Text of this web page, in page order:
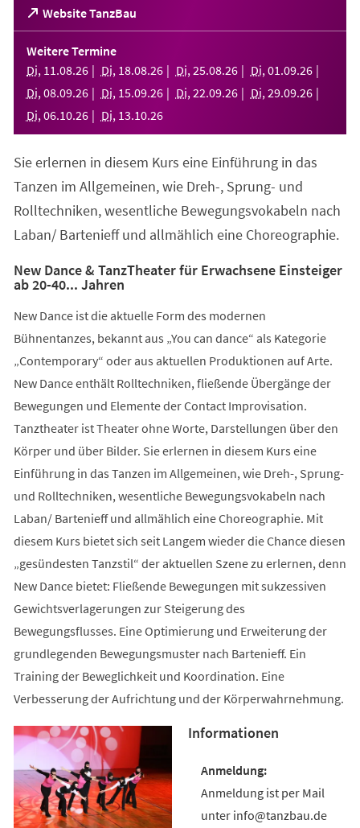
Website TanzBau
(Öffnet
in
einem
neuen
Tab)
Weitere Termine
Di, 11 .08.26 Di, 18.08.26 Di, 25.08.26 Di, 01 .09.26
Di, 08.09.26 Di, 15.09.26 Di, 22.09.26 Di, 29.09.26
Di, 06.10.26 Di, 13.10.26
Sie erlernen in diesem Kurs eine Einführung in das
Tanzen im Allgemeinen, wie Dreh-, Sprung- und
Rolltechniken, wesentliche Bewegungsvokabeln nach
Laban/ Bartenieff und allmählich eine Choreographie.
New Dance & TanzTheater für Erwachsene Einsteiger
ab 20-40... Jahren
New Dance ist die aktuelle Form des modernen
Bühnentanzes, bekannt aus „You can dance“ als Kategorie
„Contemporary“ oder aus aktuellen Produktionen auf Arte.
New Dance enthält Rolltechniken, fließende Übergänge der
Bewegungen und Elemente der Contact Improvisation.
Tanztheater ist Theater ohne Worte, Darstellungen über den
Körper und über Bilder. Sie erlernen in diesem Kurs eine
Einführung in das Tanzen im Allgemeinen, wie Dreh-, Sprung-
und Rolltechniken, wesentliche Bewegungsvokabeln nach
Laban/ Bartenieff und allmählich eine Choreographie. Mit
diesem Kurs bietet sich seit Langem wieder die Chance diesen
„gesündesten Tanzstil“ der aktuellen Szene zu erlernen, denn
New Dance bietet: Fließende Bewegungen mit sukzessiven
Gewichtsverlagerungen zur Steigerung des
Bewegungsflusses. Eine Optimierung und Erweiterung der
grundlegenden Bewegungsmuster nach Bartenieff. Ein
Training der Beweglichkeit und Koordination. Eine
Verbesserung der Aufrichtung und der Körperwahrnehmung.
Informationen
Anmeldung ist per Mail
unter info@tanzbau.de